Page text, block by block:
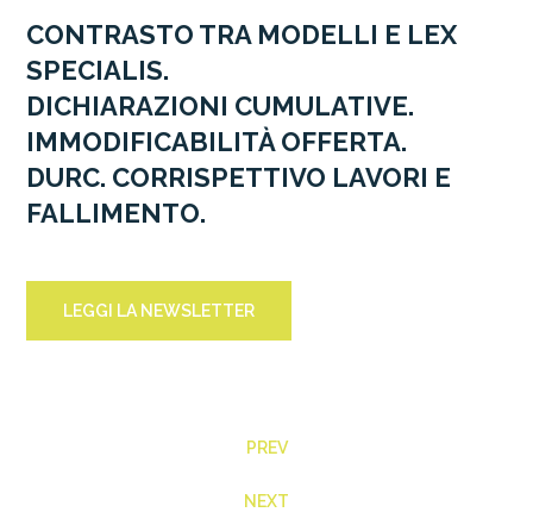
CONTRASTO TRA MODELLI E LEX
SPECIALIS.
DICHIARAZIONI CUMULATIVE.
IMMODIFICABILITÀ OFFERTA.
DURC. CORRISPETTIVO LAVORI E
FALLIMENTO.
LEGGI LA NEWSLETTER
PREV
NEXT